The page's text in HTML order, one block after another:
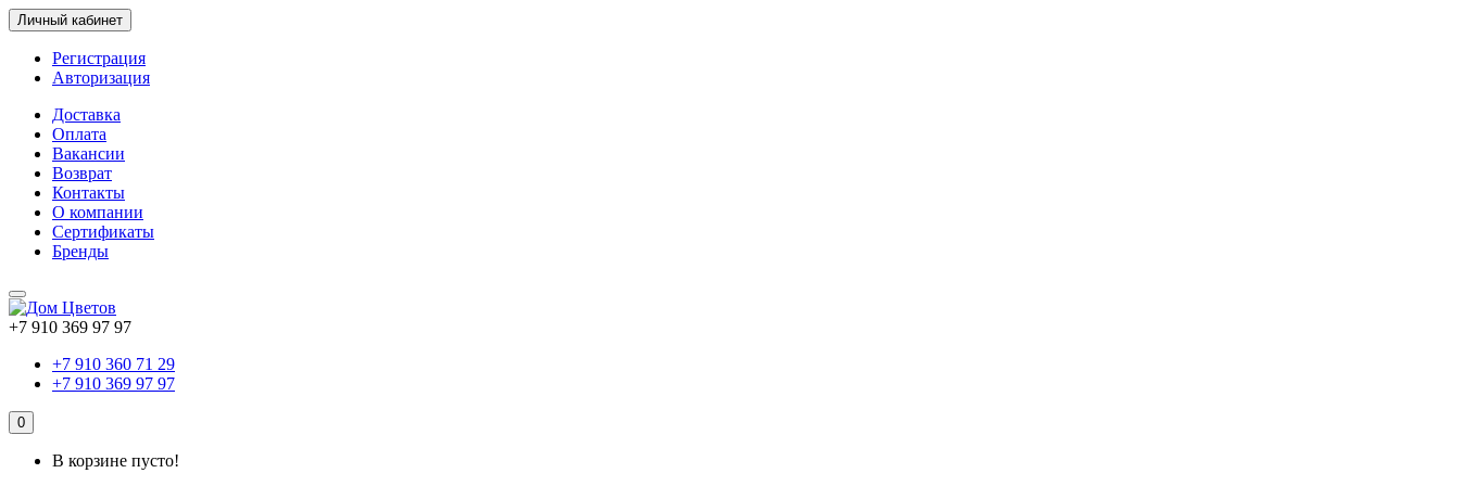
Личный кабинет
Регистрация
Авторизация
Доставка
Оплата
Вакансии
Возврат
Контакты
О компании
Сертификаты
Бренды
+7 910 369 97 97
+7 910 360 71 29
+7 910 369 97 97
0
В корзине пусто!